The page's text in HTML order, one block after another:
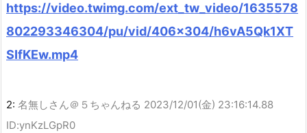
https://video.twimg.com/ext_tw_video/1635578
802293346304/pu/vid/406×304/h6vA5Qk1XT
SIfKEw.mp4
2: 名無しさん＠５ちゃんねる 2023/12/01(金) 23:16:14.88
ID:ynKzLGpR0